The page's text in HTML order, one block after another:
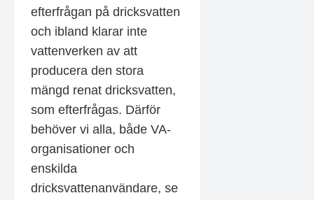
efterfrågan på dricksvatten
och ibland klarar inte
vattenverken av att
producera den stora
mängd renat dricksvatten,
som efterfrågas. Därför
behöver vi alla, både VA-
organisationer och
enskilda
dricksvattenanvändare, se